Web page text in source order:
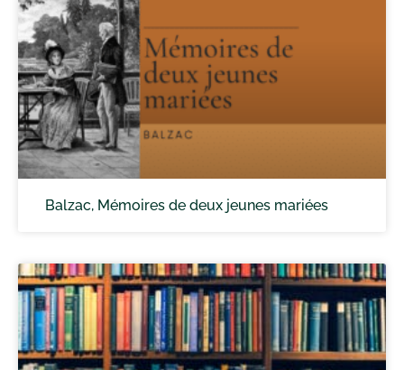
Balzac, Mémoires de deux jeunes mariées